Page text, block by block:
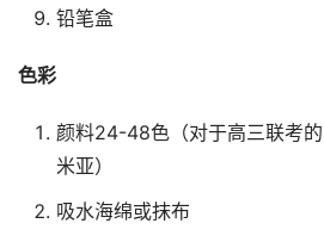
铅笔盒
色彩
颜料24-48色（对于高三联考
米亚）
吸水海绵或抹布